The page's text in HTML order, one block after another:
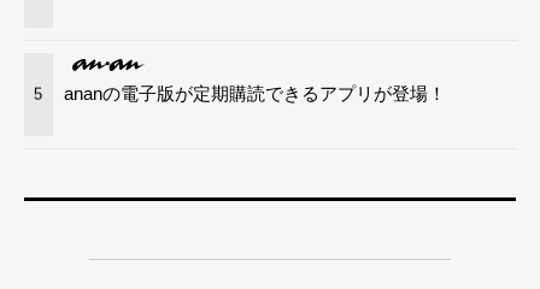
5 ananの電子版が定期購読できるアプリが登場！